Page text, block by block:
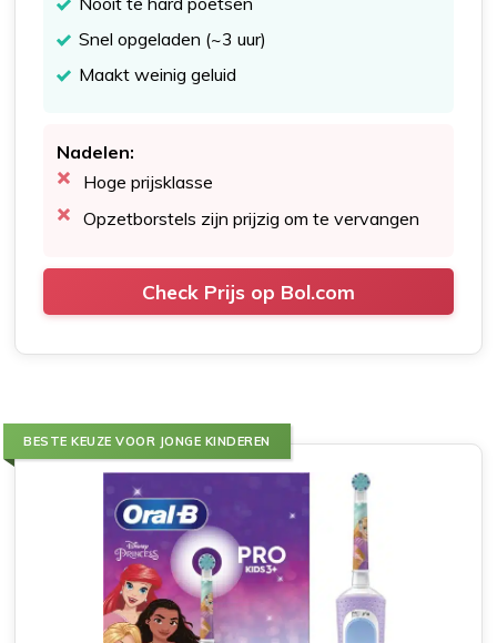
Snel opgeladen (~3 uur)
Maakt weinig geluid
Nadelen:
Hoge prijsklasse
Opzetborstels zijn prijzig om te vervangen
Check Prijs op Bol.com
BESTE KEUZE VOOR JONGE KINDEREN